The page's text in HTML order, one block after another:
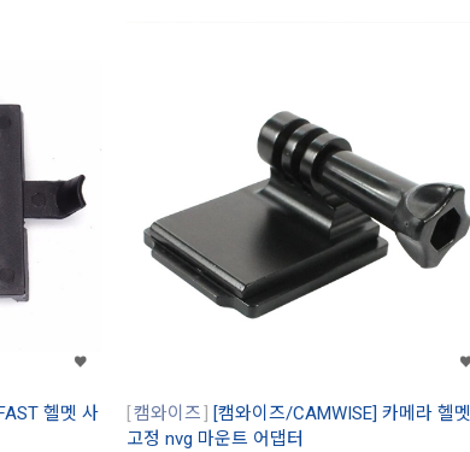
헬멧 사
캠와이즈
[캠와이즈/CAMWISE] 카메라 헬멧
고정 nvg 마운트 어댑터